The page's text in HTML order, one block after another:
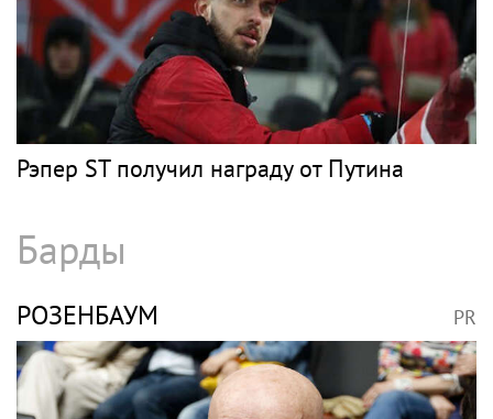
Рэпер ST получил награду от Путина
Барды
РОЗЕНБАУМ PR